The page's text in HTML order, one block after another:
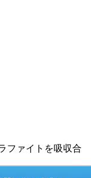
ファイトを吸収合